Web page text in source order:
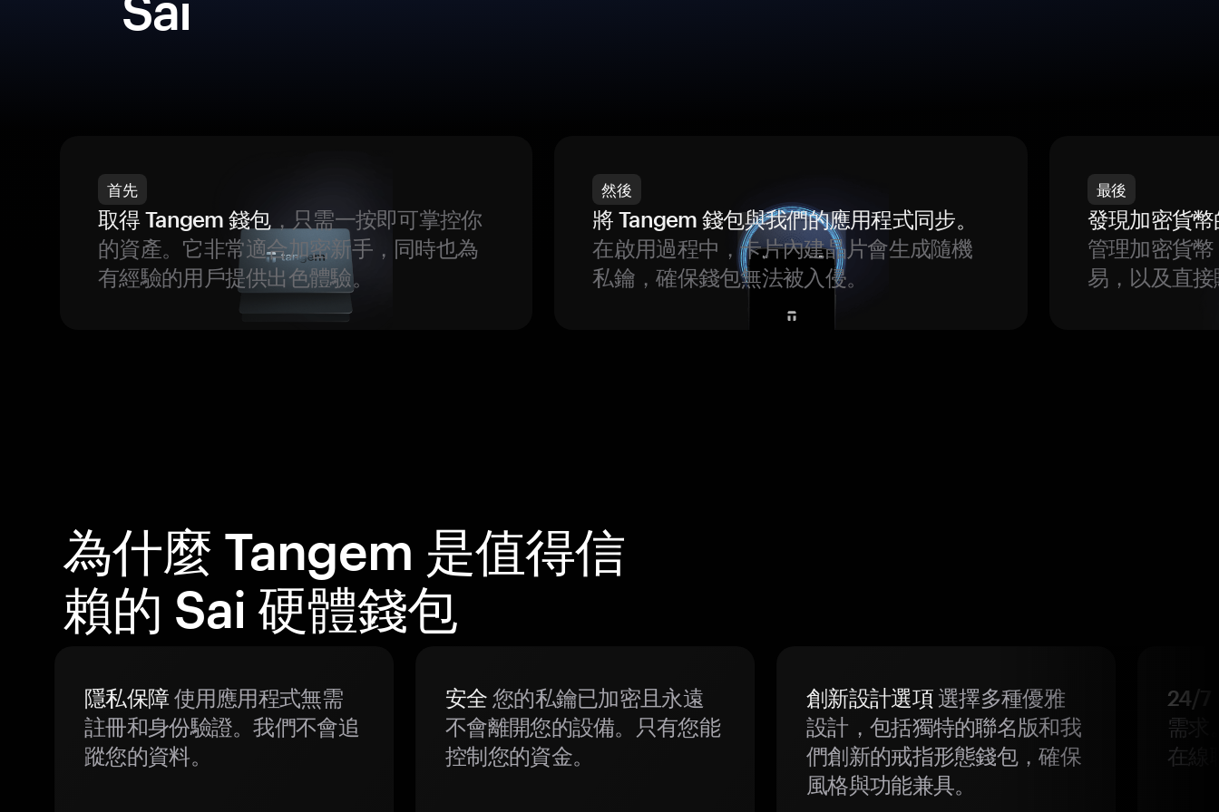
首先
取得 Tangem 錢包，只需一按即可掌控你
的資產。它非常適合加密新手，同時也為
有經驗的用戶提供出色體驗。
然後
將 Tangem 錢包與我們的應用程式同步。
在啟用過程中，卡片內建晶片會生成隨機
私鑰，確保錢包無法被入侵。
最後
發現加密貨
管理加密貨
易，以及直
為什麼 Tangem 是值得信
賴的 Sai 硬體錢包
隱私保障使用應用程式無需
註冊和身份驗證。我們不會追
蹤您的資料。
安全 您的私鑰已加密且永遠
不會離開您的設備。只有您能
控制您的資金。
創新設計選項選擇多種優雅
設計，包括獨特的聯名版和我
們創新的戒指形態錢包，確保
風格與功能兼具。
24/7
需求
在線